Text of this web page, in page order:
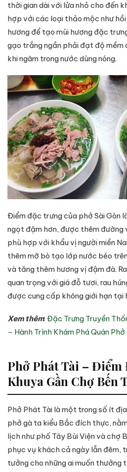
thời gian dài với lửa nhỏ cho đến
hợp với các loại thảo mộc như
hương để tạo mùi hương đặc
gạo trắng ngần phải đạt độ mềm
khi ngâm trong nước dùng nóng.
Điểm đặc trưng của phở Sài Gòn
ngọt đậm hơn, được thêm
phù hợp với khẩu vị người miền
thêm mỡ bò tạo lớp nước béo
và tăng thêm hương vị đậm đà.
quan trọng với giá đỗ tươi, rau
được cung cấp không giới hạn tại
​Xem thêm: Đặc Trưng Truyền
– Hành Trình Khám Phá Quán
Phở Phát Tài –
Khuya Gần Chợ Bến
Phở Phát Tài là một trong số ít
phở gà ta kiểu Bắc đích thực,
lịch như phố Tây Bùi Viện và chợ
phục vụ khách cả ngày lẫn đêm,
tưởng cho những ai muốn thưởng